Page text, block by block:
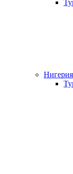
Нигерия